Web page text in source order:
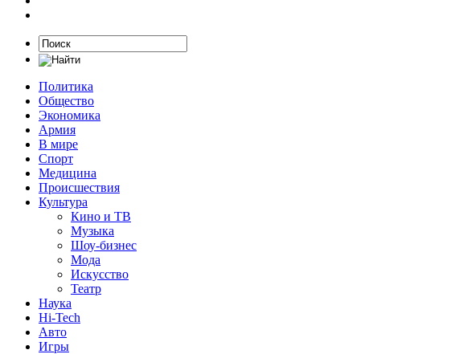
Политика
Общество
Экономика
Армия
В мире
Спорт
Медицина
Происшествия
Культура
Кино и ТВ
Музыка
Шоу-бизнес
Мода
Искусство
Театр
Наука
Hi-Tech
Авто
Игры